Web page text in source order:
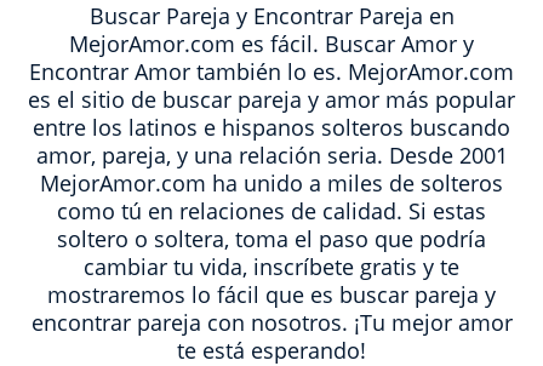
Buscar Pareja y Encontrar Pareja en
MejorAmor.com es fácil. Buscar Amor y
Encontrar Amor también lo es. MejorAmor.com
es el sitio de buscar pareja y amor más popular
entre los latinos e hispanos solteros buscando
amor, pareja, y una relación seria. Desde 2001
MejorAmor.com ha unido a miles de solteros
como tú en relaciones de calidad. Si estas
soltero o soltera, toma el paso que podría
cambiar tu vida, inscríbete gratis y te
mostraremos lo fácil que es buscar pareja y
encontrar pareja con nosotros. ¡Tu mejor amor
te está esperando!